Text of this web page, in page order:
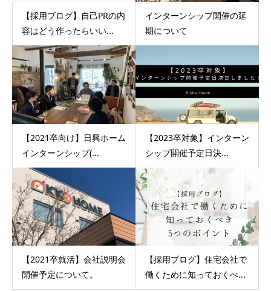
【採用ブログ】自己PRの内
容はどう作ったらいい...
インターンシップ開催の延
期について
【2021卒向け】日興ホーム
インターンシップ(...
【2023卒対象】インターン
シップ開催予定日決...
【2021卒就活】会社説明会
開催予定について。
【採用ブログ】住宅会社で
働くために知っておくべ...